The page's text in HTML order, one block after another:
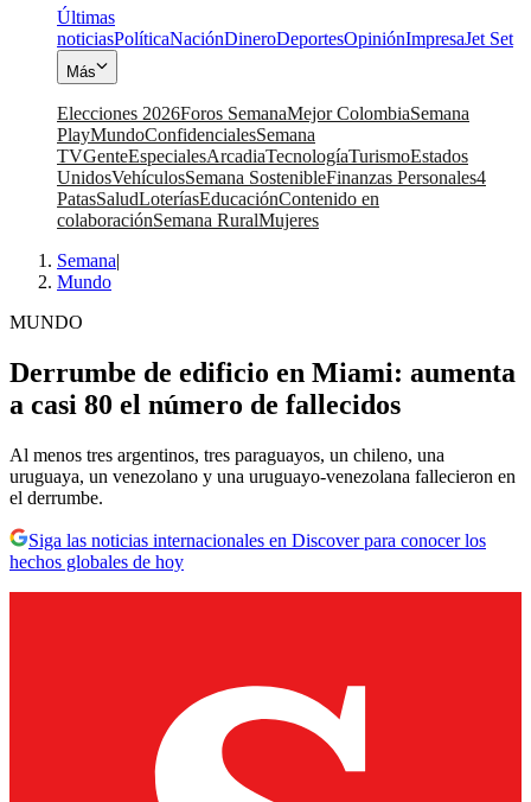
Últimas
noticiasPolíticaNaciónDineroDeportesOpiniónImpresaJet Set
Más
Elecciones 2026Foros SemanaMejor ColombiaSemana
PlayMundoConfidencialesSemana
TVGenteEspecialesArcadiaTecnologíaTurismoEstados
UnidosVehículosSemana SostenibleFinanzas Personales4
PatasSaludLoteríasEducaciónContenido en
colaboraciónSemana RuralMujeres
Semana|
Mundo
MUNDO
Derrumbe de edificio en Miami: aumenta
a casi 80 el número de fallecidos
Al menos tres argentinos, tres paraguayos, un chileno, una
uruguaya, un venezolano y una uruguayo-venezolana fallecieron en
el derrumbe.
Siga las noticias internacionales en Discover para conocer los
hechos globales de hoy